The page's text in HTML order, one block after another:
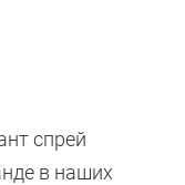
спрей
в наших